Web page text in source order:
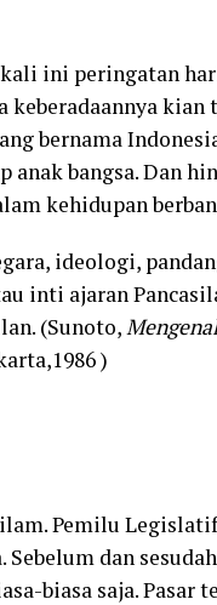
ini peringatan
keberadaannya
bernama
anak bangsa. Dan
kehidupan
ideologi,
inti ajaran
(Sunoto,
)
Pemilu
dan
biasa saja. Pasar